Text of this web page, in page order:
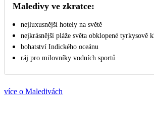
Maledivy ve zkratce:
nejluxusnější hotely na světě
nejkrásnější pláže světa obklopené tyrkysově
bohatství Indického oceánu
ráj pro milovníky vodních sportů
více o Maledivách